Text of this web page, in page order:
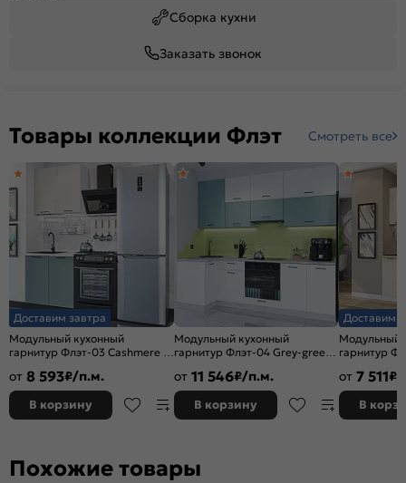
Сборка кухни
Заказать звонок
Товары коллекции Флэт Смотреть все
Доставим завтра
Модульный кухонный
гарнитур Флэт-03 Cashmere In
Белый 2140x800x478
от 8 593₽/п.м.
В корзину
Модульный кухонный
гарнитур Флэт-04 Grey-green
2340x1000/2500x600
от 11 546₽/п.м.
В корзину
Доставим
Модульный
гарнитур
от 7 511₽/
В
Похожие товары